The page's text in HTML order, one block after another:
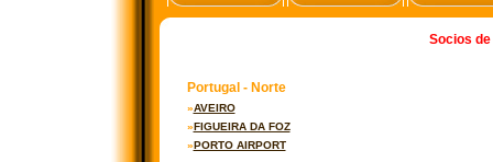
Socios
Portugal - Norte
»AVEIRO
»FIGUEIRA DA FOZ
»PORTO AIRPORT